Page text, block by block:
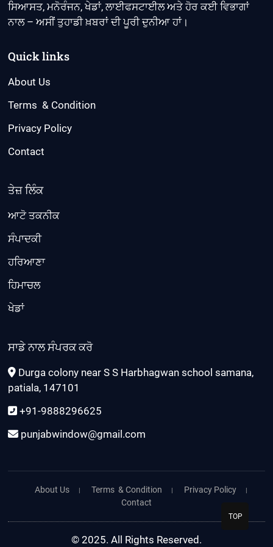
ਸਿਆਸਤ, ਮਨੋਰੰਜਨ, ਖੇਡਾਂ, ਲਾਈਫਸਟਾਈਲ ਅਤੇ ਹੋਰ ਕਈ ਵਿਭਾਗਾਂ
ਨਾਲ – ਅਸੀਂ ਤੁਹਾਡੀ ਖ਼ਬਰਾਂ ਦੀ ਪੂਰੀ ਦੁਨੀਆ ਹਾਂ।
Quick links
About Us
Terms & Condition
Privacy Policy
Contact
ਤੇਜ਼ ਲਿੰਕ
ਆਟੋ ਤਕਨੀਕ
ਸੰਪਾਦਕੀ
ਹਰਿਆਣਾ
ਹਿਮਾਚਲ
ਖੇਡਾਂ
ਸਾਡੇ ਨਾਲ ਸੰਪਰਕ ਕਰੋ
Durga colony near S S Harbhagwan school samana,
patiala, 147101
+91-9888296625
punjabwindow@gmail.com
About Us Terms & Condition
Privacy Policy
Contact
© 2025. All Rights Reserved.
TOP